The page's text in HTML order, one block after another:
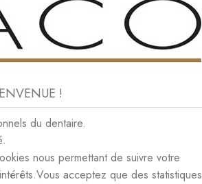
CONTACT
!
du dentaire.
nous permettant de suivre votre
acceptez que des statistiques